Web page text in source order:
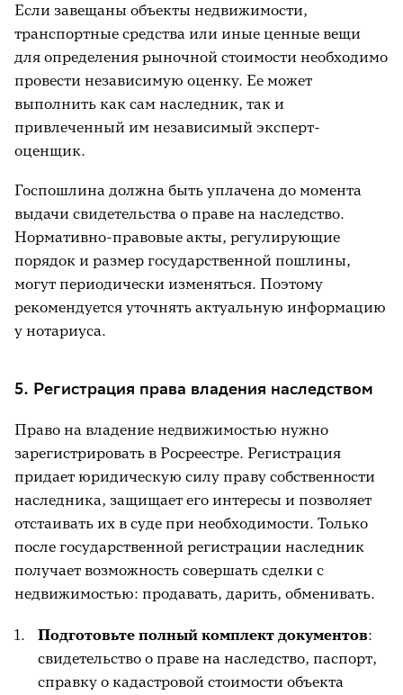
люди, у которых диагностированы
психические расстройства и к которым
назначены опекуны;
наследники вкладов и премий.
месяцев на площади, которая досталась в
наследство.Важный момент:чтобы не
платить пошлину, вам нужно жить на этой
площади в течение периода до вступления в
наследство — полгода.
наследница этой жилплощади. Она идет в
течение 6 месяцев вместе с бабушкой.
Справка становится основанием для
неуплаты госпошлины за вступление в
наследство.
Если завещаны объекты недвижимости,
транспортные средства или иные ценные вещи
для определения рыночной стоимости необходимо
провести независимую оценку. Ее может
выполнить как сам наследник, так и
привлеченный им независимый эксперт-
оценщик.
Госпошлина должна быть уплачена до момента
выдачи свидетельства о праве на наследство.
Нормативно-правовые акты, регулирующие
порядок и размер государственной пошлины,
могут периодически изменяться. Поэтому
рекомендуется уточнять актуальную информацию
у нотариуса.
5. Регистрация права владения наследством
Право на владение недвижимостью нужно
зарегистрировать в Росреестре. Регистрация
придает юридическую силу праву собственности
наследника, защищает его интересы и позволяет
отстаивать их в суде при необходимости. Только
после государственной регистрации наследник
получает возможность совершать сделки с
недвижимостью: продавать, дарить, обменивать.
Подготовьте полный комплект документов:
свидетельство о праве на наследство, паспорт,
справку о кадастровой стоимости объекта